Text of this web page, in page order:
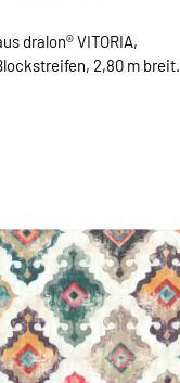
dralon® VITORIA,
2,80 m breit,